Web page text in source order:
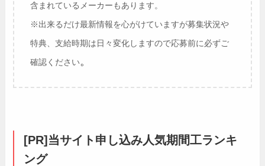
含まれているメーカーもあります。
※出来るだけ最新情報を心がけていますが募集状況や
特典、支給時期は日々変化しますので応募前に必ずご
確認ください。
[PR]当サイト申し込み人気期間工ランキ
ング